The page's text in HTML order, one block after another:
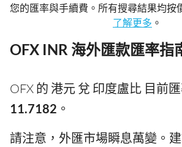
您的匯率與手續費。所有搜尋結果均按
了解更多 。
OFX INR 海外匯款匯率指
OFX 的 港元 兌 印度盧比 目前
11.7182 。
請注意，外匯市場瞬息萬變。